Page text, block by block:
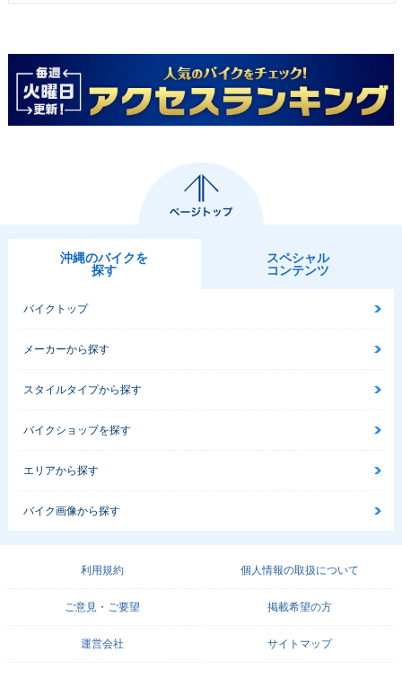
沖縄のバイクを
探す
スペシャル
コンテンツ
バイクトップ
メーカーから探す
スタイルタイプから探す
バイクショップを探す
エリアから探す
バイク画像から探す
利用規約 個人情報の取扱について
ご意見・ご要望 掲載希望の方
運営会社 サイトマップ